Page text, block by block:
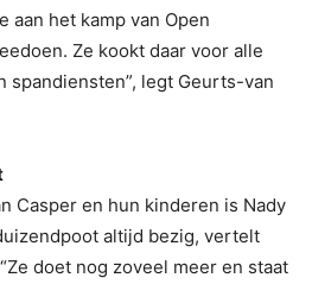
aan het kamp van Open
Ze kookt daar voor alle
spandiensten”, legt Geurts-van
Casper en hun kinderen is Nady
altijd bezig, vertelt
doet nog zoveel meer en staat